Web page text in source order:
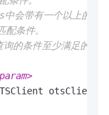
带有一个以上的条件
条件。
的条件至少满足的个
otsClient